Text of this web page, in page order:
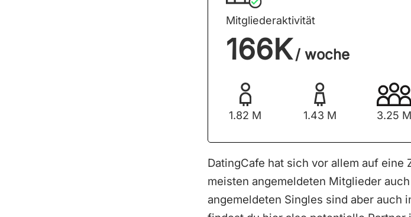
Mitgliederaktivität
166K / woche
1.82 M 1.43 M 3.25 M
DatingCafe hat sich vor allem auf
meisten angemeldeten Mitglieder
angemeldeten Singles sind aber auch